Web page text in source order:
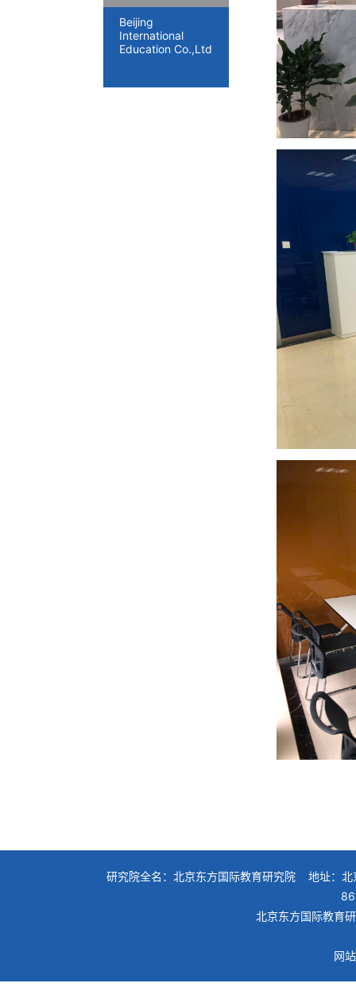
Beijing
International
Education Co.,Ltd
研究院全名：北京东方国际教育研究院 地址：
北京东方国际教育
网